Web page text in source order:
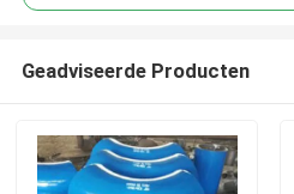
Geadviseerde Producten